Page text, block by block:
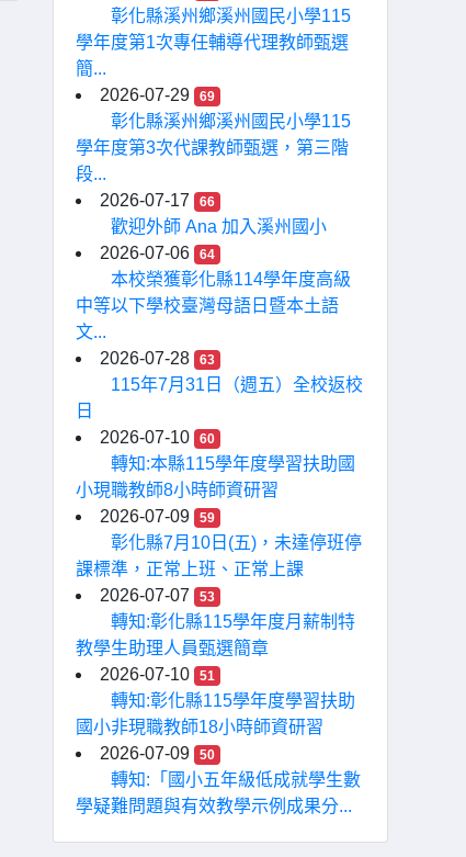
彰化縣溪州鄉溪州國民小學115
學年度第1次專任輔導代理教師甄選
簡...
2026-07-29
69
彰化縣溪州鄉溪州國民小學115
學年度第3次代課教師甄選，第三階
段...
2026-07-17
66
歡迎外師 Ana 加入溪州國小
2026-07-06
64
本校榮獲彰化縣114學年度高級
中等以下學校臺灣母語日暨本土語
文...
2026-07-28
63
115年7月31日（週五）全校返校
日
2026-07-10
60
轉知:本縣115學年度學習扶助國
小現職教師8小時師資研習
2026-07-09
59
彰化縣7月10日(五)，未達停班停
課標準，正常上班、正常上課
2026-07-07
53
轉知:彰化縣115學年度月薪制特
教學生助理人員甄選簡章
2026-07-10
51
轉知:彰化縣115學年度學習扶助
國小非現職教師18小時師資研習
2026-07-09
50
轉知:「國小五年級低成就學生數
學疑難問題與有效教學示例成果分...